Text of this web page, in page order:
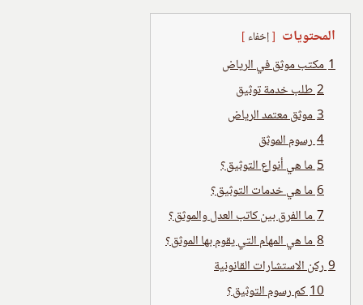
المحتويات إخفاء
1مكتب موثق في الرياض
2طلب خدمة توثيق
3موثق معتمد الرياض
4 رسوم الموثق
5ما هي أنواع التوثيق؟
6ما هي خدمات التوثيق؟
7ما الفرق بين كاتب العدل والموثق؟
8ما هي المهام التي يقوم بها الموثق؟
9 ركن الاستشارات القانونية
10كم رسوم التوثيق؟